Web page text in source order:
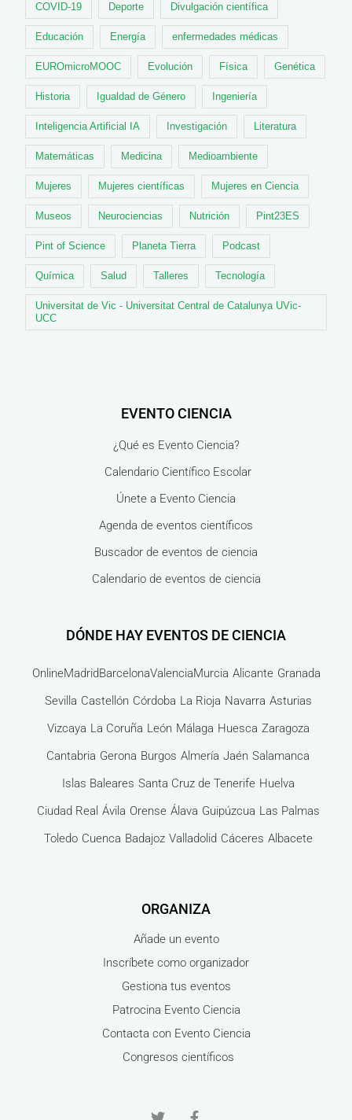
COVID-19 Deporte Divulgación científica
Educación Energía enfermedades médicas
EUROmicroMOOC Evolución Física Genética
Historia Igualdad de Género Ingeniería
Inteligencia Artificial IA Investigación Literatura
Matemáticas Medicina Medioambiente
Mujeres Mujeres científicas Mujeres en Ciencia
Museos Neurociencias Nutrición Pint23ES
Pint of Science Planeta Tierra Podcast
Química Salud Talleres Tecnología
Universitat de Vic - Universitat Central de Catalunya UVic-
UCC
EVENTO CIENCIA
¿Qué es Evento Ciencia?
Calendario Científico Escolar
Únete a Evento Ciencia
Agenda de eventos científicos
Buscador de eventos de ciencia
Calendario de eventos de ciencia
DÓNDE HAY EVENTOS DE CIENCIA
OnlineMadridBarcelonaValenciaMurcia Alicante Granada
Sevilla Castellón Córdoba La Rioja Navarra Asturias
Vizcaya La Coruña León Málaga Huesca Zaragoza
Cantabria Gerona Burgos Almería Jaén Salamanca
Islas Baleares Santa Cruz de Tenerife Huelva
Ciudad Real Ávila Orense Álava Guipúzcua Las Palmas
Toledo Cuenca Badajoz Valladolid Cáceres Albacete
ORGANIZA
Añade un evento
Inscríbete como organizador
Gestiona tus eventos
Patrocina Evento Ciencia
Contacta con Evento Ciencia
Congresos científicos